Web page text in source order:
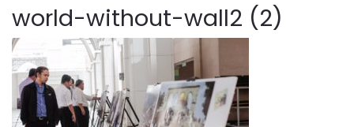
world-without-wall2 (2)